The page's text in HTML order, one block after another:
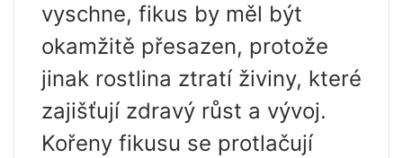
vyschne, fikus by měl být
okamžitě přesazen, protože
jinak rostlina ztratí živiny, které
zajišťují zdravý růst a vývoj.
Kořeny fikusu se protlačují